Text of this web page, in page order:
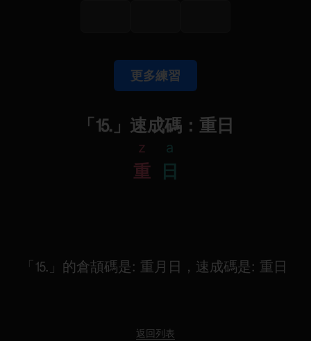
更多練習
「⒖」速成碼：重日
z
重
a
日
「⒖」的倉頡碼是: 重月日，速成碼是: 重日
返回列表